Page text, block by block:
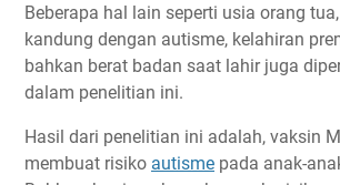
Beberapa hal lain seperti usia orang
kandung dengan autisme, kelahiran
bahkan berat badan saat lahir juga
dalam penelitian ini.
Hasil dari penelitian ini adalah, vaksin
membuat risiko autisme pada anak-